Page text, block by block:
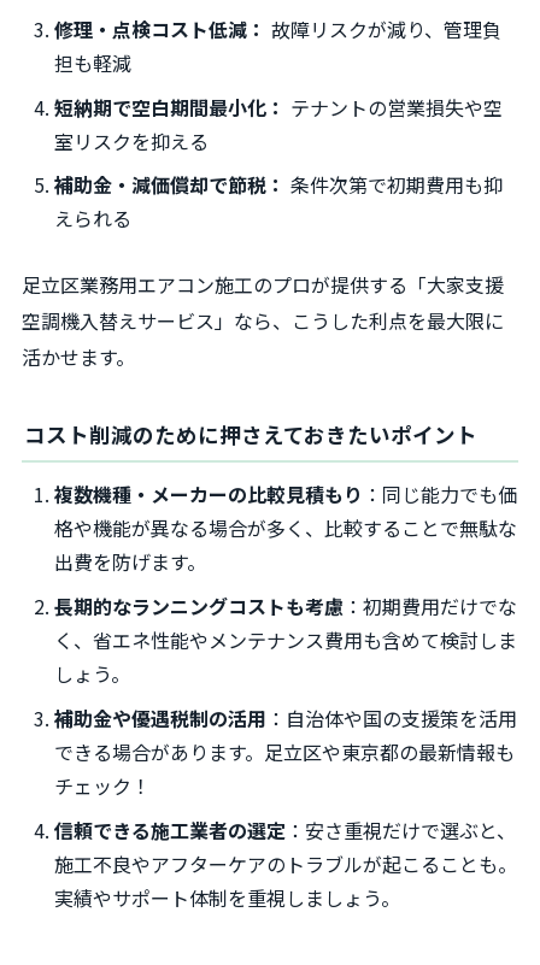
修理・点検コスト低減： 故障リスクが減り、管理負
担も軽減
短納期で空白期間最小化： テナントの営業損失や空
室リスクを抑える
補助金・減価償却で節税： 条件次第で初期費用も抑
えられる
足立区業務用エアコン施工のプロが提供する「大家支援
空調機入替えサービス」なら、こうした利点を最大限に
活かせます。
コスト削減のために押さえておきたいポイント
複数機種・メーカーの比較見積もり ：同じ能力でも価
格や機能が異なる場合が多く、比較することで無駄な
出費を防げます。
長期的なランニングコストも考慮 ：初期費用だけでな
く、省エネ性能やメンテナンス費用も含めて検討しま
しょう。
補助金や優遇税制の活用 ：自治体や国の支援策を活用
できる場合があります。足立区や東京都の最新情報も
チェック！
信頼できる施工業者の選定 ：安さ重視だけで選ぶと、
施工不良やアフターケアのトラブルが起こることも。
実績やサポート体制を重視しましょう。